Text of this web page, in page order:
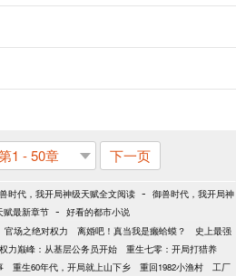
1 - 50章 下一页
时代，我开局神级天赋全文阅读 - 御兽时代，我开局神
赋最新章节 - 好看的都市小说
官场之绝对权力 离婚吧！真当我是癞蛤蟆？
史上最强
权力巅峰：从基层公务员开始
重生七零：开局打猎养
重生60年代，开局就上山下乡 重回1982小渔村
工厂